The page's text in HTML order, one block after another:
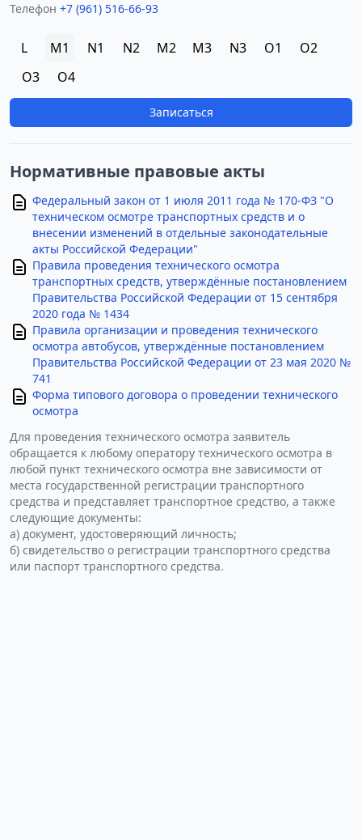
Телефон +7 (961) 516-66-93
L M1 N1 N2 M2 M3 N3 O1
O2
O3
O4
Записаться
Нормативные правовые акты
Федеральный закон от 1 июля 2011 года № 170-ФЗ "О
техническом осмотре транспортных средств и о
внесении изменений в отдельные законодательные
акты Российской Федерации"
Правила проведения технического осмотра
транспортных средств, утверждённые постановлением
Правительства Российской Федерации от 15 сентября
2020 года № 1434
Правила организации и проведения технического
осмотра автобусов, утверждённые постановлением
Правительства Российской Федерации от 23 мая 2020 №
741
Форма типового договора о проведении технического
осмотра
Для проведения технического осмотра заявитель
обращается к любому оператору технического осмотра в
любой пункт технического осмотра вне зависимости от
места государственной регистрации транспортного
средства и представляет транспортное средство, а также
следующие документы:
а) документ, удостоверяющий личность;
б) свидетельство о регистрации транспортного средства
или паспорт транспортного средства.